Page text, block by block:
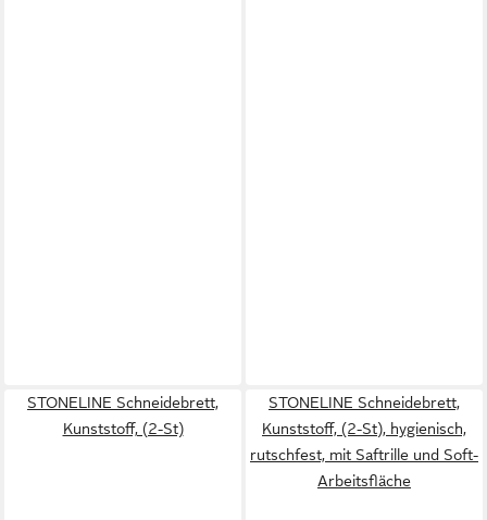
STONELINE Schneidebrett,
Kunststoff, (2-St)
STONELINE Schneidebrett,
Kunststoff, (2-St), hygienisch,
rutschfest, mit Saftrille und Soft-
Arbeitsfläche